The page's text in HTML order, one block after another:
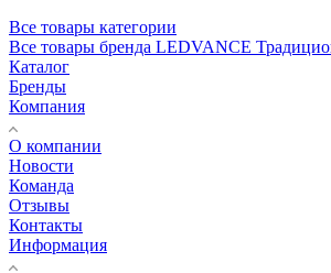
Все товары категории
Все товары бренда LEDVANCE
Каталог
Бренды
Компания
О компании
Новости
Команда
Отзывы
Контакты
Информация